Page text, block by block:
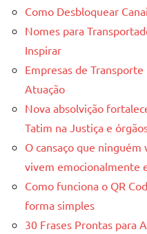
Como Desbloquear
Nomes para
Inspirar
Empresas de
Atuação
Nova absolvição
Tatim na Justiça e
O cansaço que
vivem emocionalmente
Como funciona o QR
forma simples
30 Frases Prontas para